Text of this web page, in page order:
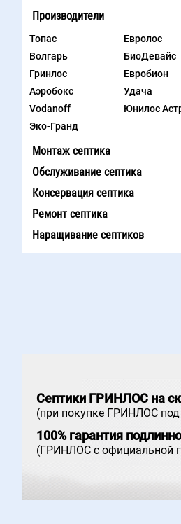
Производители
Топас
Евролос
Волгарь
БиоДевайс
Гринлос
Евробион
Аэробокс
Удача
Vodanoff
Юнилос
Эко-Гранд
Монтаж септика
Обслуживание септика
Консервация септика
Ремонт септика
Наращивание септиков
Септики ГРИНЛОС на
(при покупке ГРИНЛОС
100% гарантия
(ГРИНЛОС с официальной